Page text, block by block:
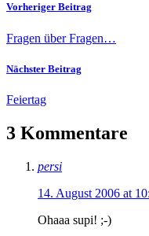
Vorheriger Beitrag
Fragen über Fragen…
Nächster Beitrag
Feiertag
3 Kommentare
persi
14. August 2006 at
Ohaaa supi! ;-)